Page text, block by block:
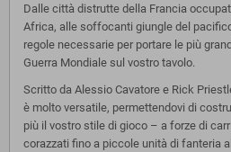
Dalle città distrutte della Francia
Africa, alle soffocanti giungle del
regole necessarie per portare le più
Guerra Mondiale sul vostro tavolo.
Scritto da Alessio Cavatore e Rick
è molto versatile, permettendovi di
più il vostro stile di gioco – a forze di
corazzati fino a piccole unità di fanteria